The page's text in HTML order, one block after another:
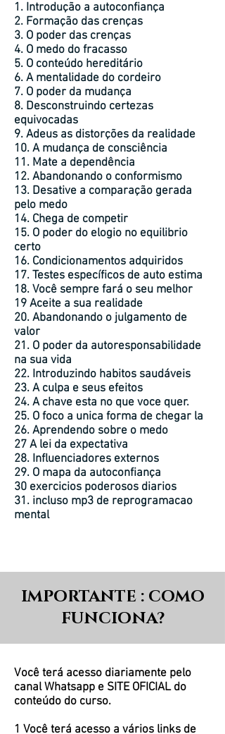
1. Introdução a autoconfiança
2. Formação das crenças
3. O poder das crenças
4. O medo do fracasso
5. O conteúdo hereditário
6. A mentalidade do cordeiro
7. O poder da mudança
8. Desconstruindo certezas
equivocadas
9. Adeus as distorções da realidade
10. A mudança de consciência
11. Mate a dependência
12. Abandonando o conformismo
13. Desative a comparação gerada
pelo medo
14. Chega de competir
15. O poder do elogio no equilibrio
certo
16. Condicionamentos adquiridos
17. Testes específicos de auto estima
18. Você sempre fará o seu melhor
19 Aceite a sua realidade
20. Abandonando o julgamento de
valor
21. O poder da autoresponsabilidade
na sua vida
22. Introduzindo habitos saudáveis
23. A culpa e seus efeitos
24. A chave esta no que voce quer.
25. O foco a unica forma de chegar la
26. Aprendendo sobre o medo
27 A lei da expectativa
28. Influenciadores externos
29. O mapa da autoconfiança
30 exercicios poderosos diarios
31. incluso mp3 de reprogramacao
mental
IMPORTANTE : COMO
FUNCIONA?
Você terá acesso diariamente pelo
canal Whatsapp e SITE OFICIAL do
conteúdo do curso.
1 Você terá acesso a vários links de